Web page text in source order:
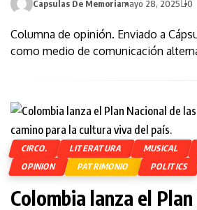
Capsulas De Memoriamayo 28, 2025 0
Columna de opinión. Enviado a
como medio de comunicación
CIRCO. LITERATURA MUSICAL
OPINION
PATRIMONIO POLITICS
Colombia lanza el